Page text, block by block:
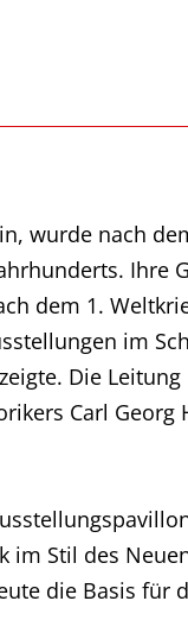
wurde nach
dem 1.
im
Die
Carl
Stil des
die Basis für